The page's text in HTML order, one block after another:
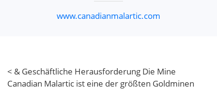
www.canadianmalartic.com
< & Geschäftliche Herausforderung Die Mine
Canadian Malartic ist eine der größten Goldminen